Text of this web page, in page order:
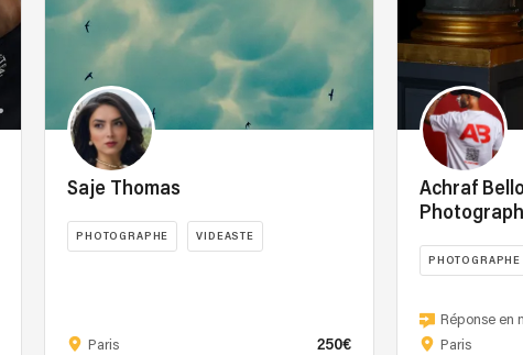
Saje Thomas
PHOTOGRAPHE VIDEASTE
Paris 250€
Achraf
PHOTOGRAPHE
Réponse en
Paris